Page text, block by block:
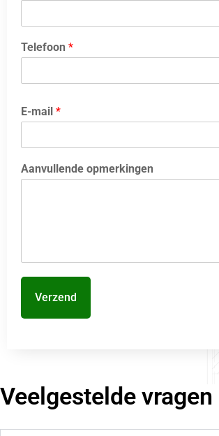
Telefoon *
E-mail *
Aanvullende opmerkingen
Verzend
Veelgestelde vragen